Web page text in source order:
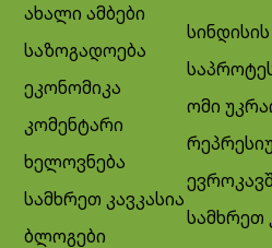
ახალი ამბები
საზოგადოება
ეკონომიკა
კომენტარი
ხელოვნება
სამხრეთ კავკასია
ბლოგები
ომი
სამხრეთ